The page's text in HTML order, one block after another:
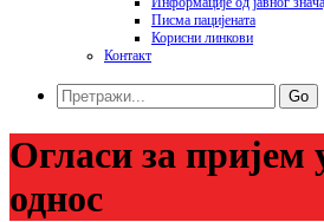
Писма пацијената
Корисни линкови
Контакт
Go
Огласи за пријем
однос